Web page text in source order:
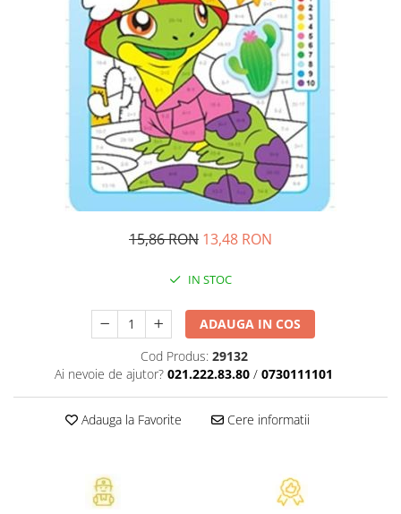
Resurse umane
Vanzari si marketing
Carte scolara
Atlase, dictionare si enciclopedii
Carte prescolara
Dictionare de limba romana
Ghiduri de conversatie
Invatamant gimnazial
Povesti si povestiri
Carti in limba engleza
Atlase, dictionare si enciclopedii
Carti de colorat
Carti pentru copii
15,86 RON 13,48 RON
IN STOC
ADAUGA IN COS
Cod Produs: 29132
Ai nevoie de ajutor? 021.222.83.80 / 0730111101
Adauga la Favorite Cere informatii